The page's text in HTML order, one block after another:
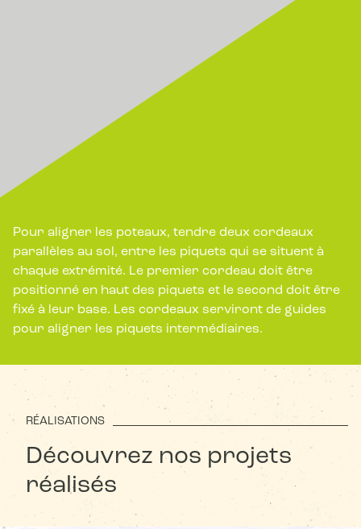
Pour aligner les poteaux, tendre deux cordeaux
parallèles au sol, entre les piquets qui se situent à
chaque extrémité. Le premier cordeau doit être
positionné en haut des piquets et le second doit être
fixé à leur base. Les cordeaux serviront de guides
pour aligner les piquets intermédiaires.
RÉALISATIONS
Découvrez nos projets
réalisés